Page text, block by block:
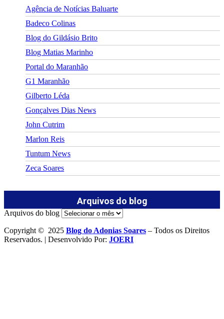
Agência de Notícias Baluarte
Badeco Colinas
Blog do Gildásio Brito
Blog Matias Marinho
Portal do Maranhão
G1 Maranhão
Gilberto Léda
Gonçalves Dias News
John Cutrim
Marlon Reis
Tuntum News
Zeca Soares
Arquivos do blog
Arquivos do blog
Copyright © 2025 Blog do Adonias Soares – Todos os Direitos
Reservados. | Desenvolvido Por: JOERI